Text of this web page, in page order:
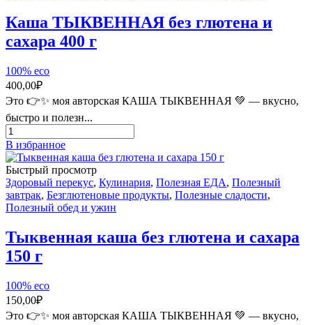
Каша ТЫКВЕННАЯ без глютена и
сахара 400 г
100% eco
400,00₽
Это 👉✨ моя авторская КАША ТЫКВЕННАЯ 💚 — вкусно,
быстро и полезн...
Количество
товара
Каша
ТЫКВЕННАЯ
без
глютена
и
400
г
В избранное
Быстрый просмотр
Здоровый перекус, Кулинария, Полезная ЕДА, Полезный
завтрак, Безглютеновые продукты, Полезные сладости,
Полезный обед и ужин
Тыквенная каша без глютена и сахара
150 г
100% eco
150,00₽
Это 👉✨ моя авторская КАША ТЫКВЕННАЯ 💚 — вкусно,